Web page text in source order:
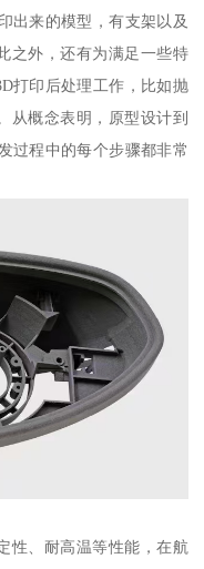
出来的模型，有支架以及
之外，还有为满足一些特
打印后处理工作，比如抛
从概念表明，原型设计到
过程中的每个步骤都非常
性、耐高温等性能，在航